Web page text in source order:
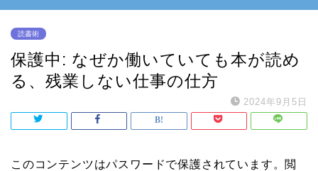
読書術
保護中: なぜか働いていても本が読め
る、残業しない仕事の仕方
2024年9月5日
このコンテンツはパスワードで保護されています。閲